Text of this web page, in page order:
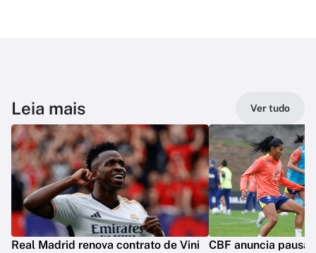
Leia mais Ver tudo
Real Madrid renova contrato de Vini
CBF anuncia pausa